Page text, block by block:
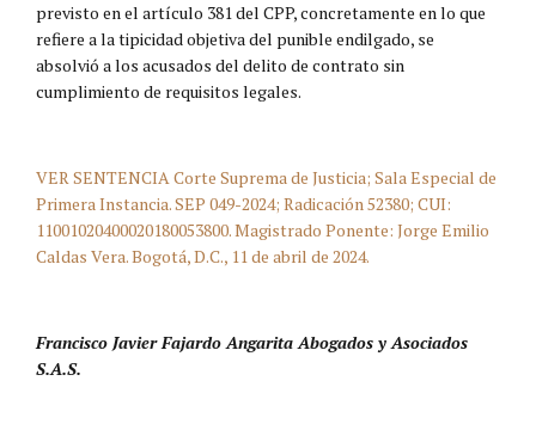
previsto en el artículo 381 del CPP, concretamente en lo que
refiere a la tipicidad objetiva del punible endilgado, se
absolvió a los acusados del delito de contrato sin
cumplimiento de requisitos legales.
VER SENTENCIA Corte Suprema de Justicia; Sala Especial de
Primera Instancia. SEP 049-2024; Radicación 52380; CUI:
11001020400020180053800. Magistrado Ponente: Jorge Emilio
Caldas Vera. Bogotá, D.C., 11 de abril de 2024.
Francisco Javier Fajardo Angarita Abogados y Asociados
S.A.S.